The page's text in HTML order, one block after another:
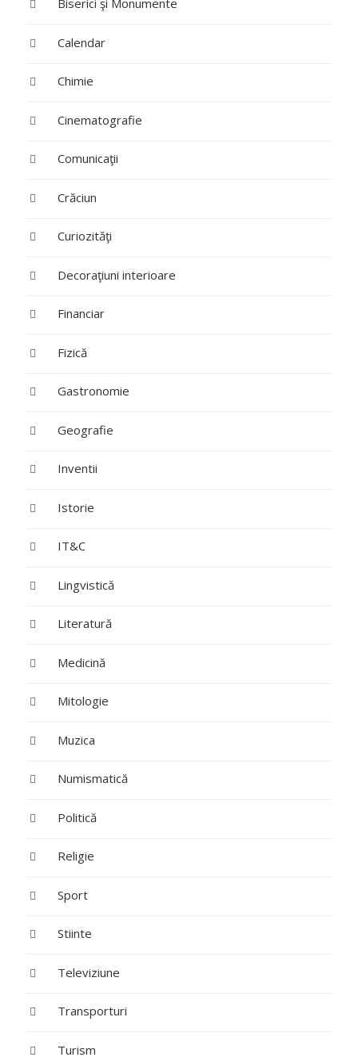
Biserici şi Monumente
Calendar
Chimie
Cinematografie
Comunicaţii
Crăciun
Curiozităţi
Decoraţiuni interioare
Financiar
Fizică
Gastronomie
Geografie
Inventii
Istorie
IT&C
Lingvistică
Literatură
Medicină
Mitologie
Muzica
Numismatică
Politică
Religie
Sport
Stiinte
Televiziune
Transporturi
Turism